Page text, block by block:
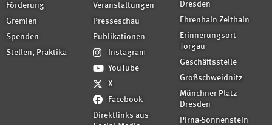
Förderung
Gremien
Spenden
Stellen, Praktika
Veranstaltungen
Presseschau
Publikationen
Instagram
YouTube
X
Facebook
Direktlinks aus
Dresden
Ehrenhain Zeithain
Erinnerungsort
Torgau
Geschäftsstelle
Großschweidnitz
Münchner Platz
Dresden
Pirna-Sonnenstein